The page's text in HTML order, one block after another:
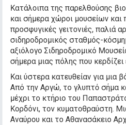
Κατάλοιπα της παρελθούσης
και σήμερα χώροι μουσείων και
προσφυγικές γειτονιές, παλιά
σιδηροδρομικός σταθμός-
αξιόλογο Σιδηροδρομικό
σήμερα μιας πόλης που
Και ύστερα κατευθείαν για μια
Από την Αργώ, το γλυπτό σήμα
μέχρι το κτήριο του
Κορδόνι, τον κυματοθραύστη.
Αναύρου και το Αθανασάκειο